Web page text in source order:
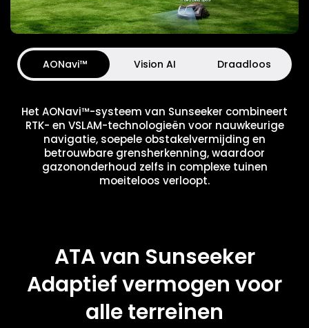
AONavi™ Vision AI Draadloos
Het AONavi™-systeem van Sunseeker combineert
RTK- en VSLAM-technologieën voor nauwkeurige
navigatie, soepele obstakelvermijding en
betrouwbare grensherkenning, waardoor
gazononderhoud zelfs in complexe tuinen
moeiteloos verloopt.
ATA van Sunseeker
Adaptief vermogen voor
alle terreinen